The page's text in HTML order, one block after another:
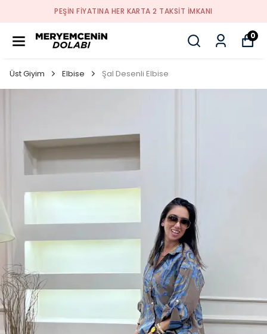
PEŞİN FİYATINA HER KARTA 2 TAKSİT İMKANI
0
Üst Giyim Elbise Şal Desenli Elbise